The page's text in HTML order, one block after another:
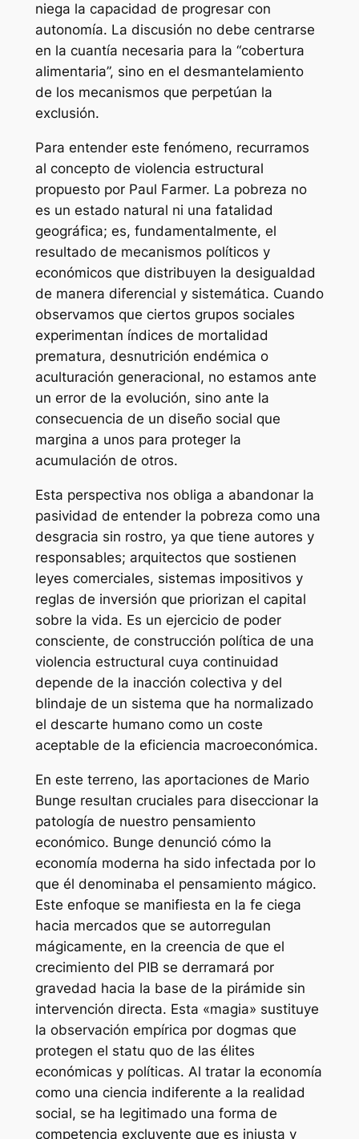
niega la capacidad de progresar con
autonomía. La discusión no debe centrarse
en la cuantía necesaria para la “cobertura
alimentaria”, sino en el desmantelamiento
de los mecanismos que perpetúan la
exclusión.
Para entender este fenómeno, recurramos
al concepto de violencia estructural
propuesto por Paul Farmer. La pobreza no
es un estado natural ni una fatalidad
geográfica; es, fundamentalmente, el
resultado de mecanismos políticos y
económicos que distribuyen la desigualdad
de manera diferencial y sistemática. Cuando
observamos que ciertos grupos sociales
experimentan índices de mortalidad
prematura, desnutrición endémica o
aculturación generacional, no estamos ante
un error de la evolución, sino ante la
consecuencia de un diseño social que
margina a unos para proteger la
acumulación de otros.
Esta perspectiva nos obliga a abandonar la
pasividad de entender la pobreza como una
desgracia sin rostro, ya que tiene autores y
responsables; arquitectos que sostienen
leyes comerciales, sistemas impositivos y
reglas de inversión que priorizan el capital
sobre la vida. Es un ejercicio de poder
consciente, de construcción política de una
violencia estructural cuya continuidad
depende de la inacción colectiva y del
blindaje de un sistema que ha normalizado
el descarte humano como un coste
aceptable de la eficiencia macroeconómica.
En este terreno, las aportaciones de Mario
Bunge resultan cruciales para diseccionar la
patología de nuestro pensamiento
económico. Bunge denunció cómo la
economía moderna ha sido infectada por lo
que él denominaba el pensamiento mágico.
Este enfoque se manifiesta en la fe ciega
hacia mercados que se autorregulan
mágicamente, en la creencia de que el
crecimiento del PIB se derramará por
gravedad hacia la base de la pirámide sin
intervención directa. Esta «magia» sustituye
la observación empírica por dogmas que
protegen el statu quo de las élites
económicas y políticas. Al tratar la economía
como una ciencia indiferente a la realidad
social, se ha legitimado una forma de
competencia excluyente que es injusta y